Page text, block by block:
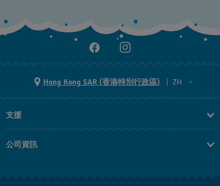
Hong Kong SAR (香港特別行政區)
ZH
ZH
支援
常見問題
公司資訊